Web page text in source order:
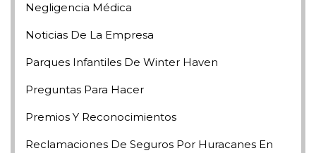
Negligencia Médica
Noticias De La Empresa
Parques Infantiles De Winter Haven
Preguntas Para Hacer
Premios Y Reconocimientos
Reclamaciones De Seguros Por Huracanes En